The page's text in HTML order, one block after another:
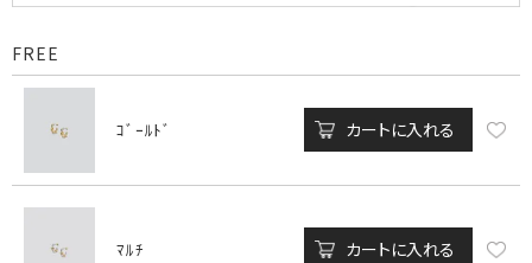
FREE
ｺﾞｰﾙﾄﾞ カートに入れる
ﾏﾙﾁ カートに入れる